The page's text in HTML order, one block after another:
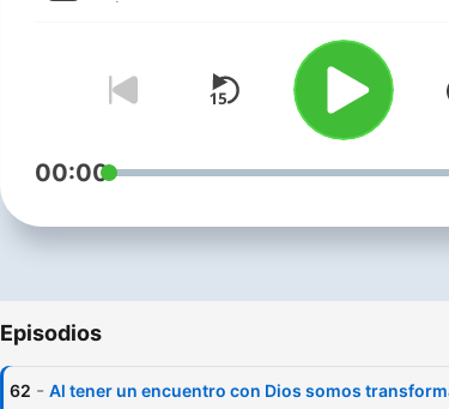
00:00
Episodios
62 - Al tener un encuentro con Dios somos